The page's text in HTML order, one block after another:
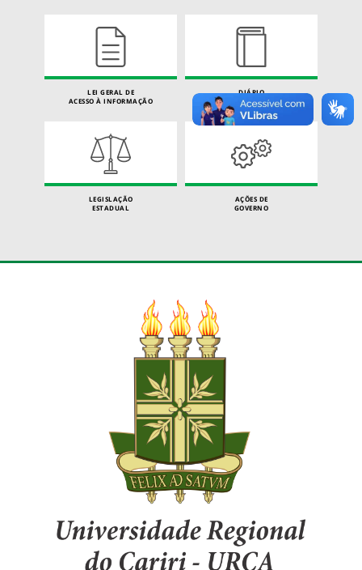
LEI GERAL DE
ACESSO À INFORMAÇÃO
DIÁRIO
OFICIAL
LEGISLAÇÃO
ESTADUAL
AÇÕES DE
GOVERNO